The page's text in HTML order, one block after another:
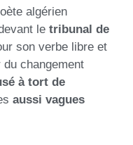
algérien
le tribunal de
son verbe libre et
changement
à tort de
aussi vagues